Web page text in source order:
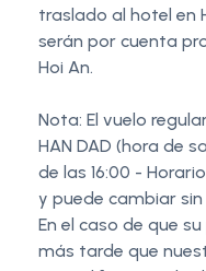
traslado al hotel en
serán por cuenta
Hoi An.
Nota: El vuelo
HAN DAD (hora de
de las 16:00 -
y puede cambiar
En el caso de que
más tarde que